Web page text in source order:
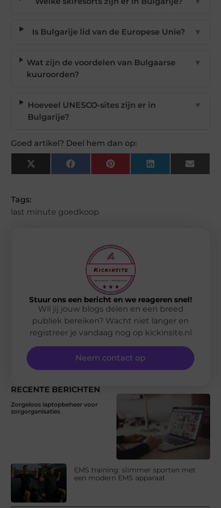
Is Bulgarije lid van de Europese Unie? ▼
Wat zijn de voordelen van Bulgaarse
kuuroorden?
▼
Hoeveel UNESCO-sites zijn er in
Bulgarije?
▼
Goed artikel? Deel hem dan op:
X
(Twitter)
FacebookPinterestLinkedIn Email
Tags:
last minute goedkoop
RECENTE BERICHTEN
Zorgeloos laptopbeheer voor
zorgorganisaties
EMS training: slimmer sporten met
een modern EMS apparaat
Stuur ons een bericht en we reageren snel!
Wil jij jouw blogs delen en een breed
publiek bereiken? Wacht niet langer en
registreer je vandaag nog op kickinsite.nl
Neem contact op